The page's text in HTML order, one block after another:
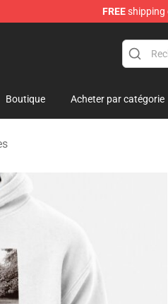
FREEshipping
Boutique Acheter par catégorie